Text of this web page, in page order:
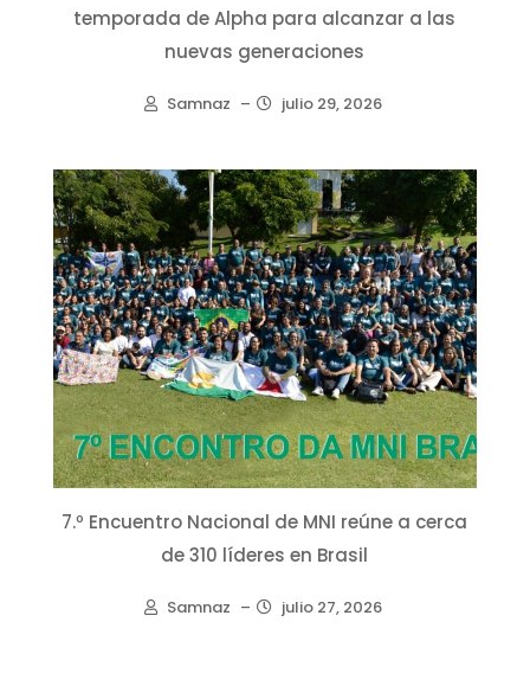
temporada de Alpha para alcanzar a las
nuevas generaciones
Samnaz – julio 29, 2026
7.º Encuentro Nacional de MNI reúne a cerca
de 310 líderes en Brasil
Samnaz – julio 27, 2026